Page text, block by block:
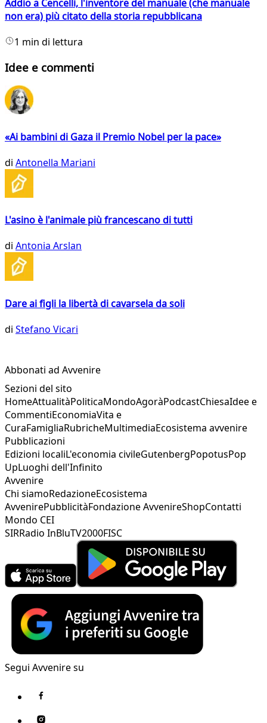
Addio a Cencelli, l'inventore del manuale (che manuale
non era) più citato della storia repubblicana
1 min di lettura
Idee e commenti
«Ai bambini di Gaza il Premio Nobel per la pace»
di Antonella Mariani
L'asino è l'animale più francescano di tutti
di Antonia Arslan
Dare ai figli la libertà di cavarsela da soli
di Stefano Vicari
Abbonati ad Avvenire
Sezioni del sito
HomeAttualitàPoliticaMondoAgoràPodcastChiesaIdee e
CommentiEconomiaVita e
CuraFamigliaRubricheMultimediaEcosistema avvenire
Pubblicazioni
Edizioni localiL'economia civileGutenbergPopotusPop
UpLuoghi dell'Infinito
Avvenire
Chi siamoRedazioneEcosistema
AvvenirePubblicitàFondazione AvvenireShopContatti
Mondo CEI
SIRRadio InBluTV2000FISC
Segui Avvenire su